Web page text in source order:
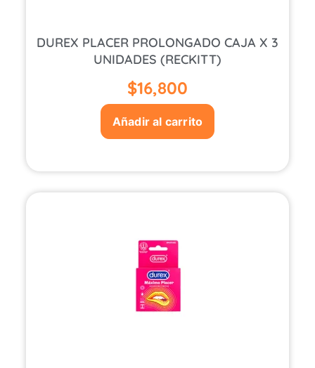
DUREX PLACER PROLONGADO CAJA X 3
UNIDADES (RECKITT)
$16,800
Añadir al carrito